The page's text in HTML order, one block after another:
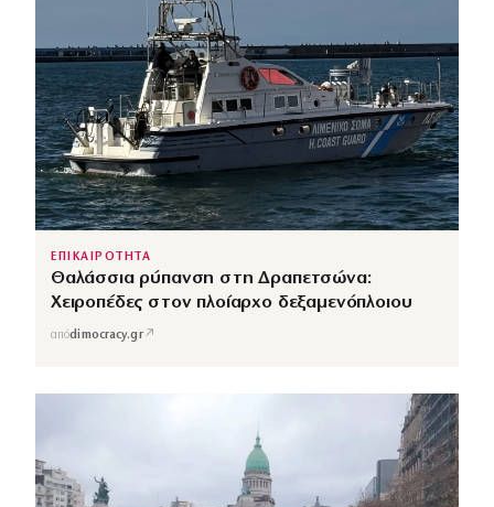
ΕΠΙΚΑΙΡΟΤΗΤΑ
Θαλάσσια ρύπανση στη Δραπετσώνα:
Χειροπέδες στον πλοίαρχο δεξαμενόπλοιου
απόdimocracy.gr↗